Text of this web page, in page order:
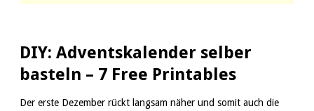
DIY: Adventskalender selber
basteln – 7 Free Printables
Der erste Dezember rückt langsam näher und somit auch die